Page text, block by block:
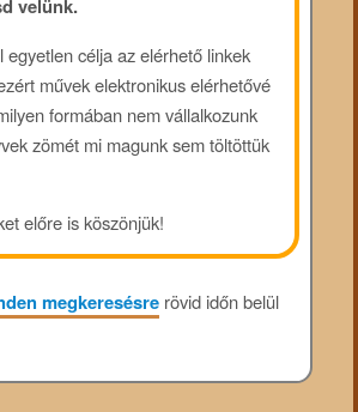
velünk.
egyetlen célja az elérhető linkek
művek elektronikus elérhetővé
formában nem vállalkozunk
zömét mi magunk sem töltöttük
előre is köszönjük!
megkeresésrerövid időn belül